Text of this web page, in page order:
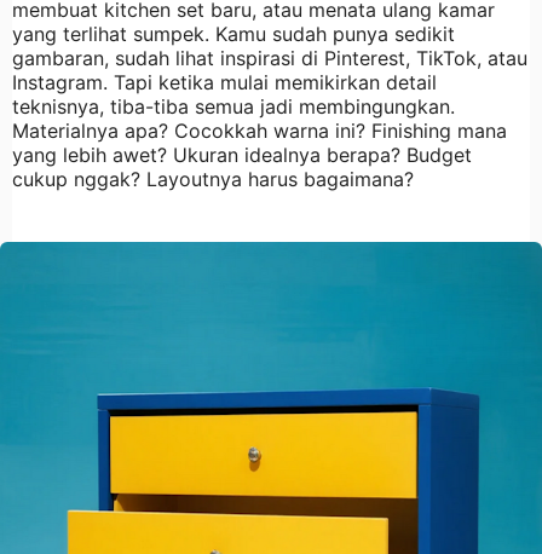
membuat kitchen set baru, atau menata ulang kamar
yang terlihat sumpek. Kamu sudah punya sedikit
gambaran, sudah lihat inspirasi di Pinterest, TikTok, atau
Instagram. Tapi ketika mulai memikirkan detail
teknisnya, tiba-tiba semua jadi membingungkan.
Materialnya apa? Cocokkah warna ini? Finishing mana
yang lebih awet? Ukuran idealnya berapa? Budget
cukup nggak? Layoutnya harus bagaimana?